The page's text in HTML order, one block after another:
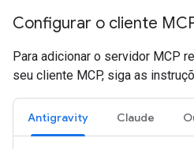
Configurar o cliente
Para adicionar o servidor MCP
seu cliente MCP, siga as
Antigravity Claude